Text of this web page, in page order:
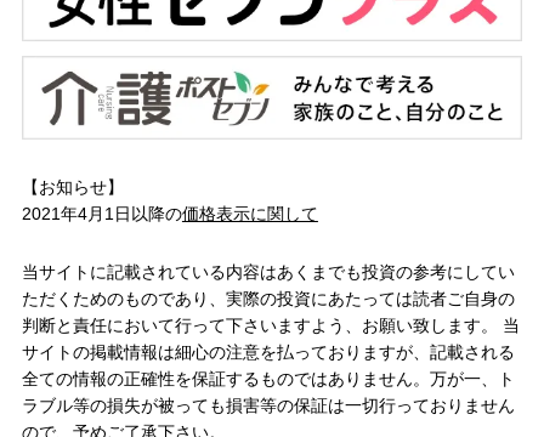
【お知らせ】
2021年4月1日以降の価格表示に関して
当サイトに記載されている内容はあくまでも投資の参考にしてい
ただくためのものであり、実際の投資にあたっては読者ご自身の
判断と責任において行って下さいますよう、お願い致します。 当
サイトの掲載情報は細心の注意を払っておりますが、記載される
全ての情報の正確性を保証するものではありません。万が一、ト
ラブル等の損失が被っても損害等の保証は一切行っておりません
ので、予めご了承下さい。